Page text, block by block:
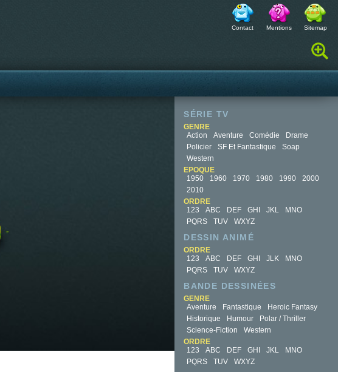
Contact Mentions Sitemap
Rechercher :
SÉRIE TV
GENRE
Action
Aventure Comédie
Drame
Policier
SF Et Fantastique
Soap
Western
EPOQUE
1950
1960 1970 1980 1990
2000
2010
ORDRE
123
ABC DEF GHI JKL
MNO
PQRS
TUV WXYZ
DESSIN ANIMÉ
ORDRE
123
ABC DEF GHI JLK
MNO
PQRS
TUV WXYZ
BANDE DESSINÉES
GENRE
Aventure
Fantastique
Heroic Fantasy
Historique
Humour
Polar / Thriller
Science-Fiction
Western
ORDRE
123
ABC DEF GHI JKL
MNO
PQRS
TUV WXYZ